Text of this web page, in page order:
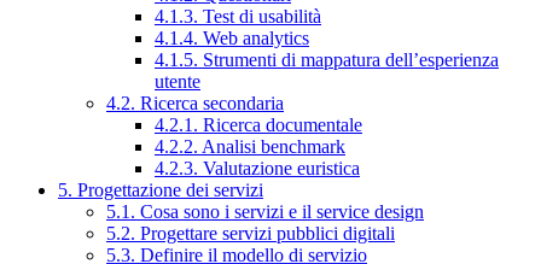
4.1.3. Test di usabilità
4.1.4. Web analytics
4.1.5. Strumenti di mappatura dell’esperienza
utente
4.2. Ricerca secondaria
4.2.1. Ricerca documentale
4.2.2. Analisi benchmark
4.2.3. Valutazione euristica
5. Progettazione dei servizi
5.1. Cosa sono i servizi e il service design
5.2. Progettare servizi pubblici digitali
5.3. Definire il modello di servizio